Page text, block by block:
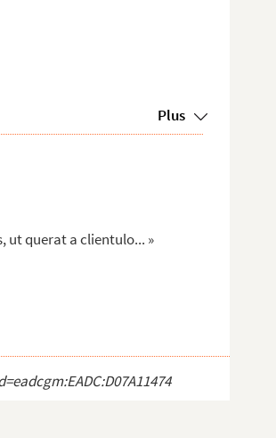
Plus
ut querat a clientulo... »